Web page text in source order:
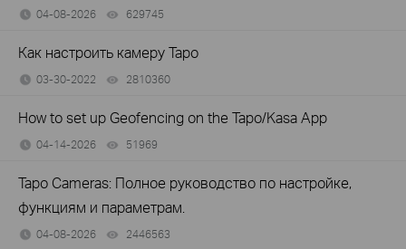
04-08-2026 629745
Как настроить камеру Tapo
03-30-2022 2810360
How to set up Geofencing on the Tapo/Kasa App
04-14-2026 51969
Tapo Cameras: Полное руководство по настройке,
функциям и параметрам.
04-08-2026 2446563